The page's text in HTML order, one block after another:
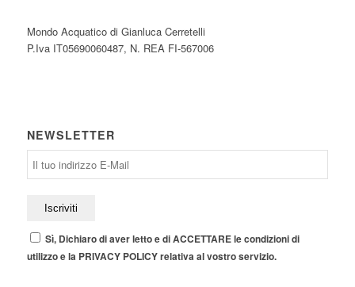
Mondo Acquatico di Gianluca Cerretelli
P.Iva IT05690060487, N. REA FI-567006
NEWSLETTER
Sì, Dichiaro di aver letto e di ACCETTARE le condizioni di
utilizzo e la PRIVACY POLICY relativa al vostro servizio.